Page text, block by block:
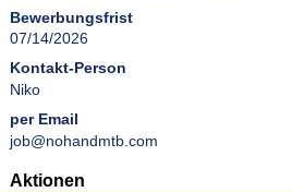
Bewerbungsfrist
07/14/2026
Kontakt-Person
Niko
per Email
job@nohandmtb.com
Aktionen